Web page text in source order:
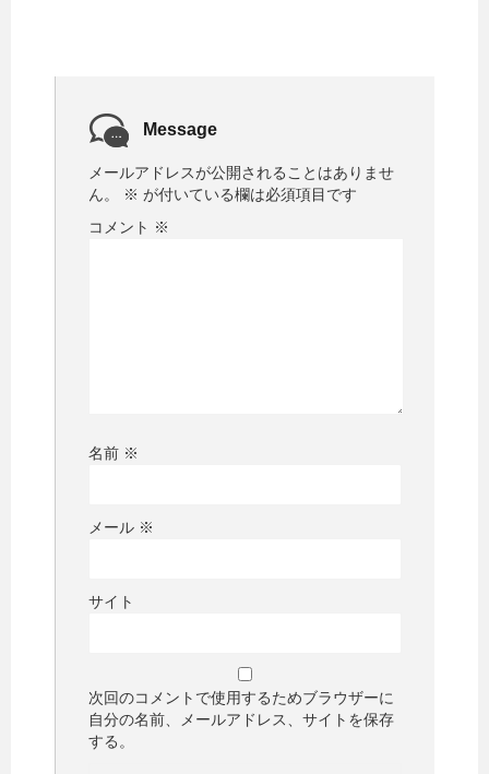
Message
メールアドレスが公開されることはありませ
ん。
※ が付いている欄は必須項目です
コメント ※
名前 ※
メール ※
サイト
次回のコメントで使用するためブラウザーに
自分の名前、メールアドレス、サイトを保存
する。